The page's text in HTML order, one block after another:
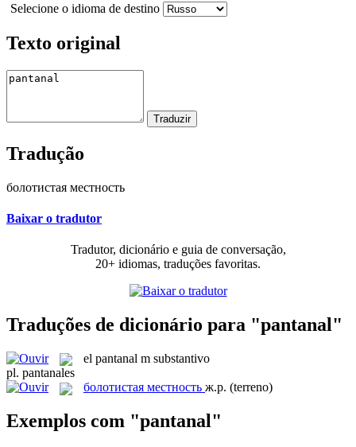
Selecione o idioma de destino
Texto original
Tradução
болотистая местность
Baixar o tradutor
Tradutor, dicionário e guia de conversação,
20+ idiomas, traduções favoritas.
Traduções de dicionário para "pantanal"
el pantanal m substantivo
pl. pantanales
болотистая местность ж.р. (terreno)
Exemplos com "pantanal"